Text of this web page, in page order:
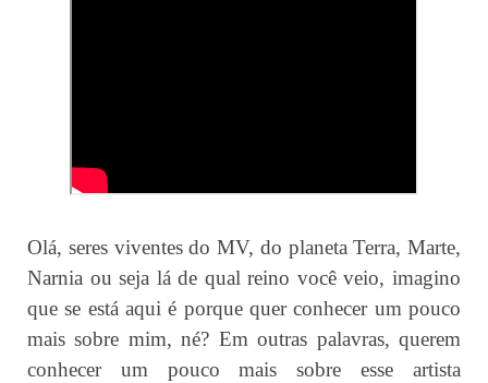
Olá, seres viventes do MV, do planeta Terra, Marte,
Narnia ou seja lá de qual reino você veio, imagino
que se está aqui é porque quer conhecer um pouco
mais sobre mim, né? Em outras palavras, querem
conhecer um pouco mais sobre esse artista